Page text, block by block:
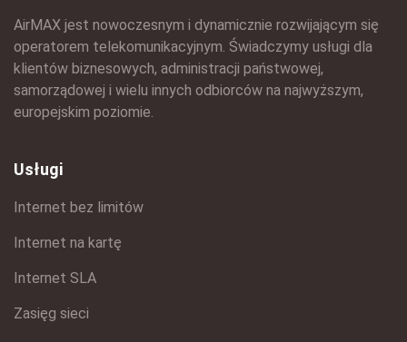
AirMAX jest nowoczesnym i dynamicznie rozwijającym się
operatorem telekomunikacyjnym. Świadczymy usługi dla
klientów biznesowych, administracji państwowej,
samorządowej i wielu innych odbiorców na najwyższym,
europejskim poziomie.
Usługi
Internet bez limitów
Internet na kartę
Internet SLA
Zasięg sieci